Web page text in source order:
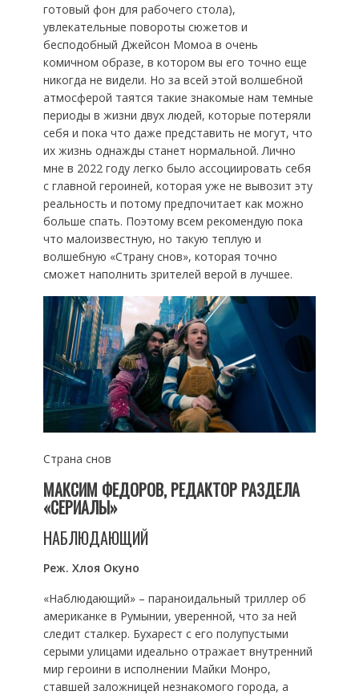
готовый фон для рабочего стола),
увлекательные повороты сюжетов и
бесподобный Джейсон Момоа в очень
комичном образе, в котором вы его точно еще
никогда не видели. Но за всей этой волшебной
атмосферой таятся такие знакомые нам темные
периоды в жизни двух людей, которые потеряли
себя и пока что даже представить не могут, что
их жизнь однажды станет нормальной. Лично
мне в 2022 году легко было ассоциировать себя
с главной героиней, которая уже не вывозит эту
реальность и потому предпочитает как можно
больше спать. Поэтому всем рекомендую пока
что малоизвестную, но такую теплую и
волшебную «Страну снов», которая точно
сможет наполнить зрителей верой в лучшее.
Страна снов
МАКСИМ ФЕДОРОВ, РЕДАКТОР РАЗДЕЛА
«СЕРИАЛЫ»
НАБЛЮДАЮЩИЙ
Реж. Хлоя Окуно
«Наблюдающий» – параноидальный триллер об
американке в Румынии, уверенной, что за ней
следит сталкер. Бухарест с его полупустыми
серыми улицами идеально отражает внутренний
мир героини в исполнении Майки Монро,
ставшей заложницей незнакомого города, а